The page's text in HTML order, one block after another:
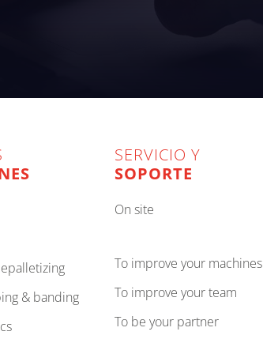
& banding
SERVICIO Y
SOPORTE
on site
to improve your machines
to improve your team
to be your partner